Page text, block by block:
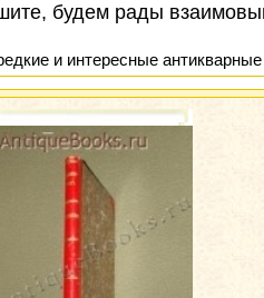
будем рады
и интересные антикварные